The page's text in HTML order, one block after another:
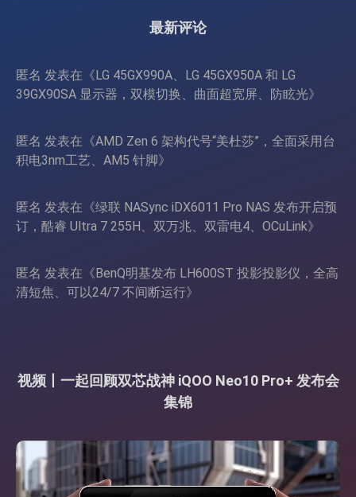
最新评论
匿名 发表在《LG 45GX990A、LG 45GX950A 和 LG
39GX90SA 显示器，双模切换、曲面超宽屏、防眩光》
匿名 发表在《AMD Zen 6 架构代号“美杜莎”，全面采用台
积电3nm工艺、AM5 针脚》
匿名 发表在《绿联 NASync iDX6011 Pro NAS 发布开启预
订，酷睿 Ultra 7 255H、双万兆、双雷电4、OCuLink》
匿名 发表在《BenQ明基发布 LH600ST 投影投影仪，全高
清短焦、可以24/7 不间断运行》
视频丨一起回顾双芯战神 iQOO Neo10 Pro+ 发布会
集锦
视
频
播